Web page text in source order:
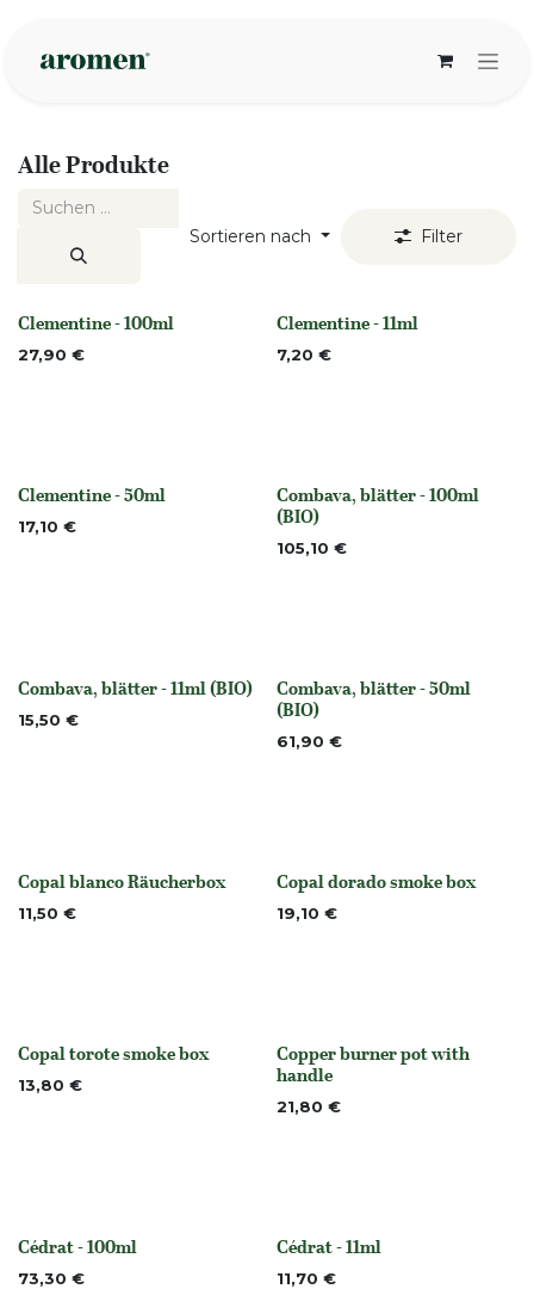
Alle Produkte
Sortieren nach Filter
None
Clementine - 100ml
27,90 € None
Clementine - 11ml
7,20 €
None
Clementine - 50ml
17,10 € None
Combava, blätter - 100ml
(BIO)
105,10 €
None
Combava, blätter - 11ml (BIO)
15,50 € None
Combava, blätter - 50ml
(BIO)
61,90 €
Nicht vorrättig
Copal blanco Räucherbox
11,50 € Nicht vorrättig
Copal dorado smoke box
19,10 €
Nicht vorrättig
Copal torote smoke box
13,80 € None
Copper burner pot with
handle
21,80 €
None
Cédrat - 100ml
73,30 € None
Cédrat - 11ml
11,70 €